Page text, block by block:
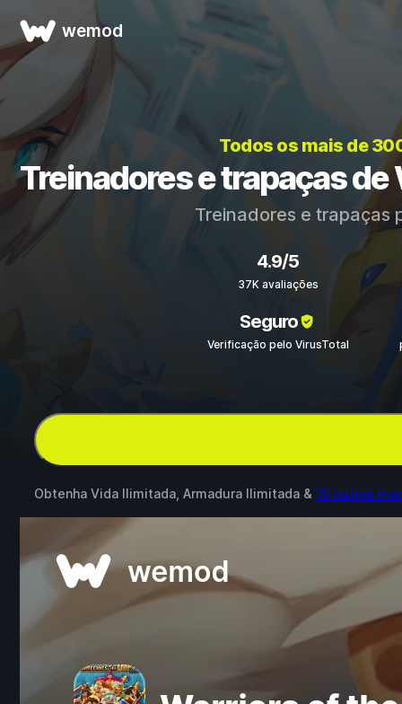
wemod
Todos os mais de
Treinadores e trapaças de
Treinadores e trapaças
4.9/5
37K avaliações
Seguro
Verificação pelo VirusTotal
Obtenha Vida Ilimitada, Armadura Ilimitada & 10 outros